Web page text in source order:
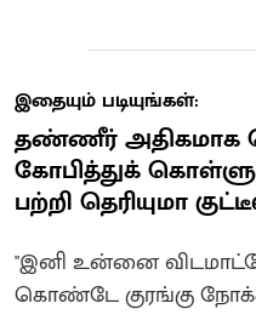
இதையும் படியுங்கள்:
தண்ணீர் அதிகமாக
கோபித்துக்
பற்றி தெரியுமா
"இனி உன்னை
கொண்டே குரங்கு